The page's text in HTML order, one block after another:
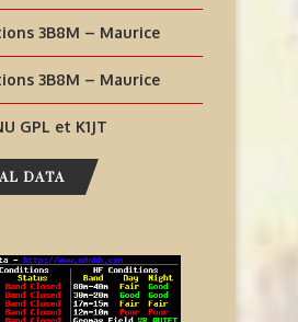
3B8M – Maurice
3B8M – Maurice
GPL et K1JT
DATA